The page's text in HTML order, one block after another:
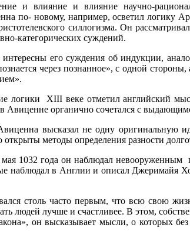
и влияние и влияние научно-
по- новому, например, осветил логику
силлогизма. Он
категорических суждений.
его суждения об индукции,
через познанное», с одной
логики XIII веке отметил английский
Авиценне органично сочетался с
высказал не одну оригинальную
методы определения разности
1032 года он наблюдал невооруженным
наблюдал в Англии и описал Джеримайя
столь часто первым, что всю свою
людей лучше и счастливее. В этом,
он высказывает мысли, о которых